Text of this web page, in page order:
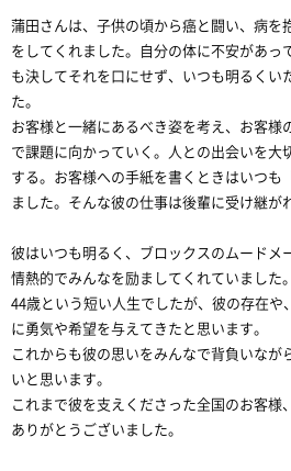
蒲田さんは、子供の頃から癌と闘い、病を
をしてくれました。自分の体に不安があっ
も決してそれを口にせず、いつも明るくい
た。
お客様と一緒にあるべき姿を考え、お客様
で課題に向かっていく。人との出会いを大
する。お客様への手紙を書くときはいつも
ました。そんな彼の仕事は後輩に受け継が
彼はいつも明るく、ブロックスのムードメ
情熱的でみんなを励ましてくれていました。
44歳という短い人生でしたが、彼の存在や
に勇気や希望を与えてきたと思います。
これからも彼の思いをみんなで背負いなが
いと思います。
これまで彼を支えくださった全国のお客様
ありがとうございました。